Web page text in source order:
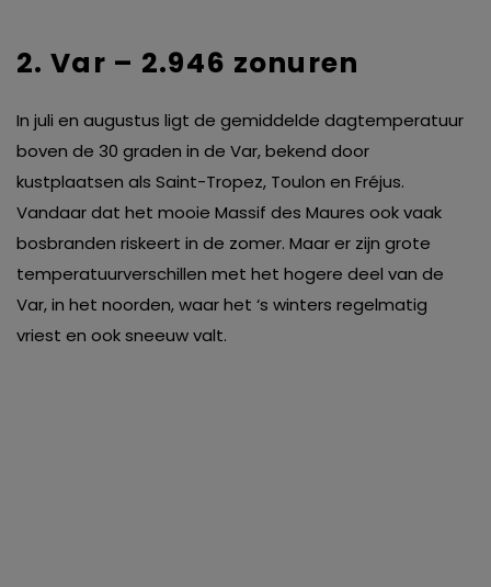
2. Var – 2.946 zonuren
In juli en augustus ligt de gemiddelde dagtemperatuur
boven de 30 graden in de Var, bekend door
kustplaatsen als Saint-Tropez, Toulon en Fréjus.
Vandaar dat het mooie Massif des Maures ook vaak
bosbranden riskeert in de zomer. Maar er zijn grote
temperatuurverschillen met het hogere deel van de
Var, in het noorden, waar het ‘s winters regelmatig
vriest en ook sneeuw valt.